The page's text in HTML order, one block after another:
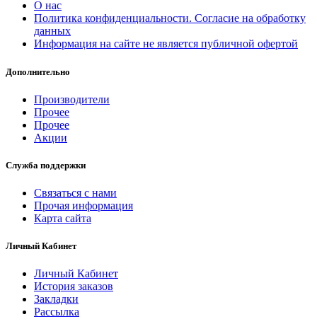
О нас
Политика конфиденциальности. Согласие на обработку
данных
Информация на сайте не является публичной офертой
Дополнительно
Производители
Прочее
Прочее
Акции
Служба поддержки
Связаться с нами
Прочая информация
Карта сайта
Личный Кабинет
Личный Кабинет
История заказов
Закладки
Рассылка